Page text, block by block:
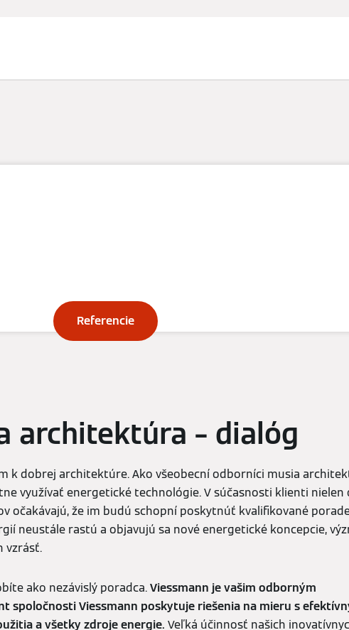
pre architektov
Referencie
architektúra – dialóg
k dobrej architektúre. Ako všeobecní odborníci musia
využívať energetické technológie. V súčasnosti klienti nielen
očakávajú, že im budú schopní poskytnúť kvalifikované
neustále rastú a objavujú sa nové energetické koncepcie,
vzrásť.
ako nezávislý poradca.Viessmann je vašim odborným
spoločnosti Viessmann poskytuje riešenia na mieru s
a všetky zdroje energie. Veľká účinnosť našich